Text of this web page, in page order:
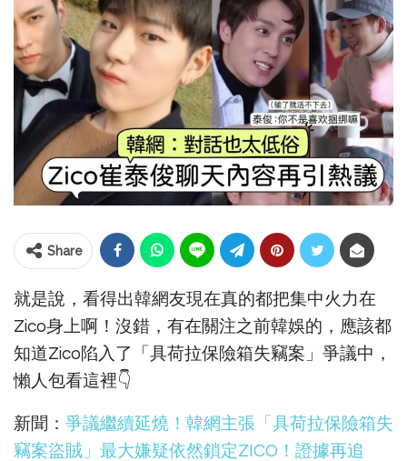
Share
就是說，看得出韓網友現在真的都把集中火力在
Zico身上啊！沒錯，有在關注之前韓娛的，應該都
知道Zico陷入了「具荷拉保險箱失竊案」爭議中，
懶人包看這裡👇
新聞： 爭議繼續延燒！韓網主張「具荷拉保險箱失
竊案盜賊」最大嫌疑依然鎖定ZICO！證據再追